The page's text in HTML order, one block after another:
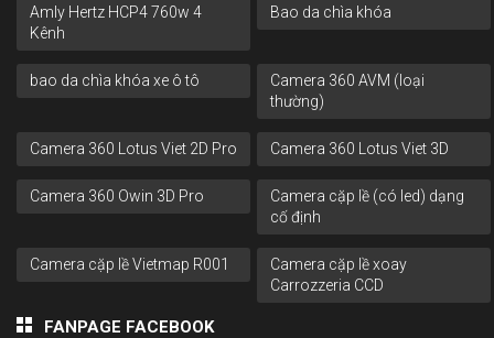
Amly Hertz HCP4 760w 4
Kênh
Bao da chìa khóa
bao da chìa khóa xe ô tô
Camera 360 AVM (loại
thường)
Camera 360 Lotus Viet 2D Pro Camera 360 Lotus Viet 3D
Camera 360 Owin 3D Pro
Camera cặp lề (có led) dạng
cố định
Camera cặp lề Vietmap R001
Camera cặp lề xoay
Carrozzeria CCD
FANPAGE FACEBOOK